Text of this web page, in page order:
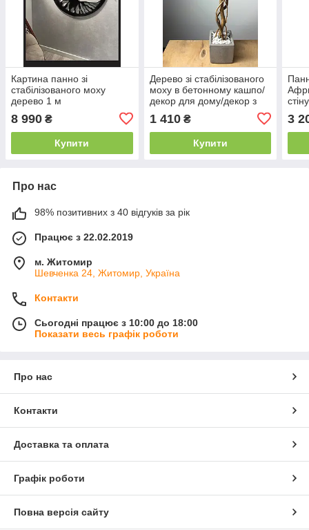
Картина панно зі
стабілізованого моху
дерево 1 м
8 990 ₴
Купити
Дерево зі стабілізованого
моху в бетонному кашпо/
декор для дому/декор з
Рожеве дерево
1 410₴
Купити
3
Про нас
98% позитивних з 40 відгуків за рік
Працює з 22.02.2019
м. Житомир
Шевченка 24, Житомир, Україна
Контакти
Сьогодні працює з 10:00 до 18:00
Показати весь графік роботи
Про нас
Контакти
Доставка та оплата
Графік роботи
Повна версія сайту